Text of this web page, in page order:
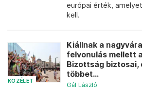
európai érték,
kell.
KÖZÉLET
Kiállnak a
felvonulás mellett
Bizottság biztosai,
többet...
Gál László